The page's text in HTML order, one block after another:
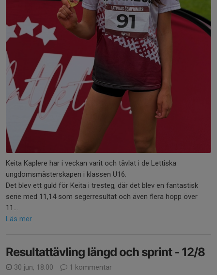
Keita Kaplere har i veckan varit och tävlat i de Lettiska
ungdomsmästerskapen i klassen U16.
Det blev ett guld för Keita i tresteg, där det blev en fantastisk
serie med 11,14 som segerresultat och även flera hopp över
11...
Läs mer
Resultattävling längd och sprint - 12/8
30 jun, 18:00
1 kommentar